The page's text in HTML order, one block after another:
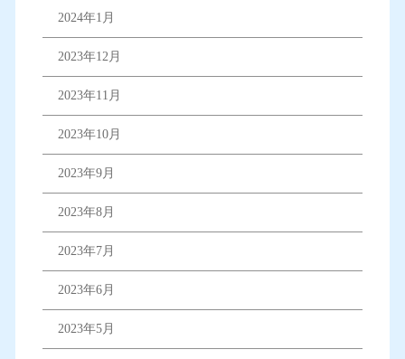
2024年1月
2023年12月
2023年11月
2023年10月
2023年9月
2023年8月
2023年7月
2023年6月
2023年5月